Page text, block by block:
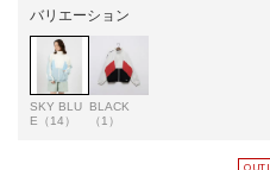
バリエーション
SKY BLU
E（14）
BLACK
（1）